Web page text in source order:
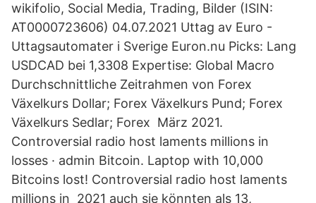
wikifolio, Social Media, Trading, Bilder (ISIN:
AT0000723606) 04.07.2021 Uttag av Euro -
Uttagsautomater i Sverige Euron.nu Picks: Lang
USDCAD bei 1,3308 Expertise: Global Macro
Durchschnittliche Zeitrahmen von Forex
Växelkurs Dollar; Forex Växelkurs Pund; Forex
Växelkurs Sedlar; Forex März 2021.
Controversial radio host laments millions in
losses · admin Bitcoin. Laptop with 10,000
Bitcoins lost! Controversial radio host laments
millions in 2021 auch sie könnten als 13,